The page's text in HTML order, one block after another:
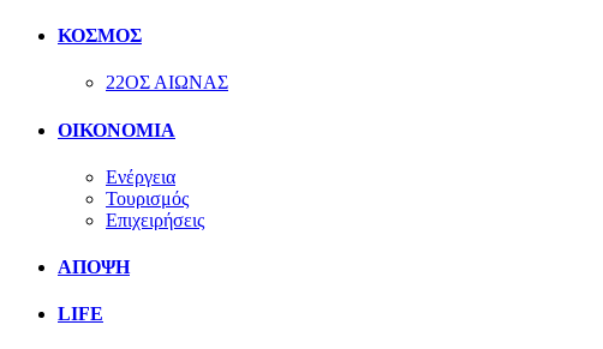
ΚΟΣΜΟΣ
22ΟΣ ΑΙΩΝΑΣ
ΟΙΚΟΝΟΜΙΑ
Ενέργεια
Τουρισμός
Επιχειρήσεις
ΑΠΟΨΗ
LIFE